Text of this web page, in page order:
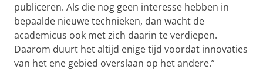
publiceren. Als die nog geen interesse hebben in
bepaalde nieuwe technieken, dan wacht de
academicus ook met zich daarin te verdiepen.
Daarom duurt het altijd enige tijd voordat innovaties
van het ene gebied overslaan op het andere.”